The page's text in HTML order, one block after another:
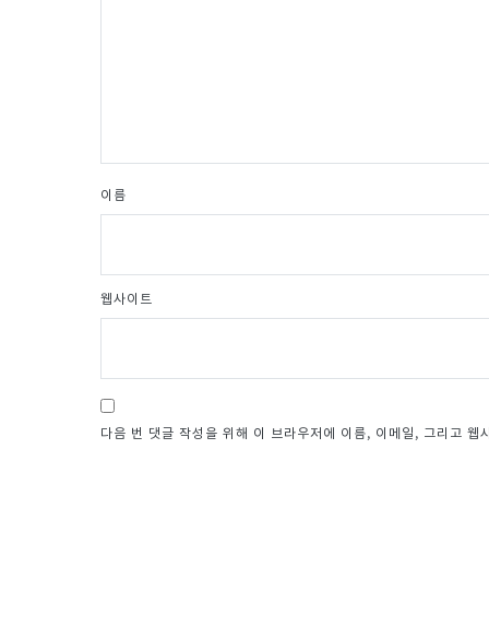
이름
웹사이트
다음 번 댓글 작성을 위해 이 브라우저에 이름, 이메일, 그리고 웹